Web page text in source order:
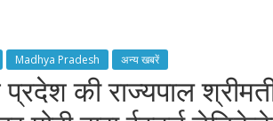
Madhya Pradesh अन्य खबरें
की राज्यपाल